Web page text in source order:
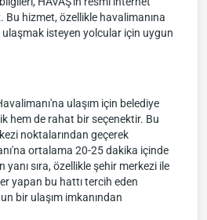
hizmet, özellikle havalimanına
isteyen yolcular için uygun
ulaşım için belediye
hem de rahat bir seçenektir. Bu
noktalarından geçerek
ortalama 20-25 dakika içinde
yanı sıra, özellikle şehir merkezi ile
yapan bu hattı tercih eden
bir ulaşım imkanından